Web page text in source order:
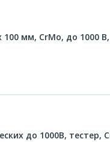
100 мм, CrMo, до 1000
до 1000В,